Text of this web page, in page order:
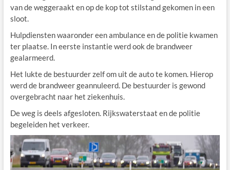
van de weggeraakt en op de kop tot stilstand gekomen in een
sloot.
Hulpdiensten waaronder een ambulance en de politie kwamen
ter plaatse. In eerste instantie werd ook de brandweer
gealarmeerd.
Het lukte de bestuurder zelf om uit de auto te komen. Hierop
werd de brandweer geannuleerd. De bestuurder is gewond
overgebracht naar het ziekenhuis.
De weg is deels afgesloten. Rijkswaterstaat en de politie
begeleiden het verkeer.